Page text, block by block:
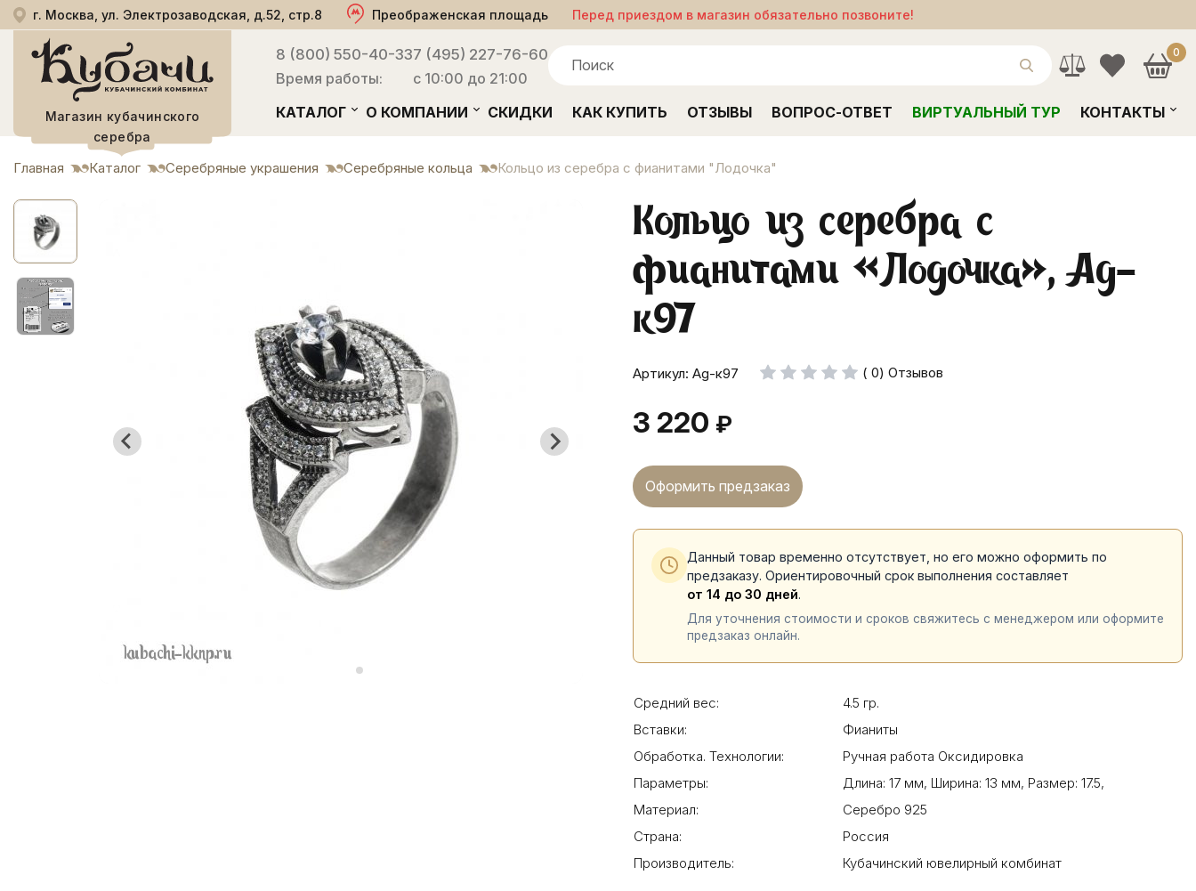
г. Москва, ул. Электрозаводская, д.52, стр.8 Преображенская площадь Перед приездом в магазин обязательно позвоните!
Магазин кубачинского
серебра
8 (800) 550-40-33
Время работы:
7 (495) 227-76-60
с 10:00 до 21:00
0
КАТАЛОГ О КОМПАНИИ СКИДКИ КАК КУПИТЬ ОТЗЫВЫ ВОПРОС-ОТВЕТ ВИРТУАЛЬНЫЙ ТУР КОНТАКТЫ
Главная Каталог Серебряные украшения Серебряные кольца Кольцо из серебра с фианитами "Лодочка"
Кольцо из серебра с
фианитами «Лодочка», Ag-
к97
Артикул: Ag-к97 ( 0) Отзывов
3 220 ₽
Оформить предзаказ
Данный товар временно отсутствует, но его можно оформить по
предзаказу. Ориентировочный срок выполнения составляет
от 14 до 30 дней.
Для уточнения стоимости и сроков свяжитесь с менеджером или оформите
предзаказ онлайн.
Средний вес:
4.5 гр.
Вставки:
Фианиты
Обработка. Технологии:
Ручная работа Оксидировка
Параметры:
Длина: 17 мм, Ширина: 13 мм, Размер: 17.5,
Материал:
Серебро 925
Страна:
Россия
Производитель:
Кубачинский ювелирный комбинат